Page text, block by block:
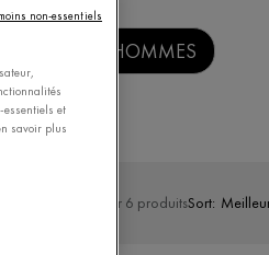
POUR HOMMES
Afficher 6 produitsSort:
et
savoir plus
non-essentiels